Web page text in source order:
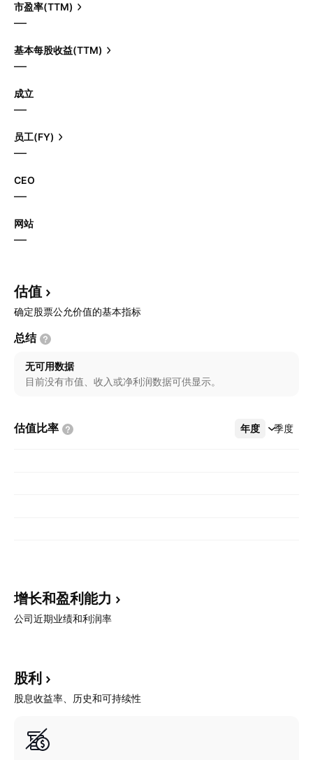
市盈率(TTM)
—
基本每股收益(TTM)
—
成立
—
员工(FY)
—
CEO
—
网站
—
估值
确定股票公允价值的基本指标
总结
无可用数据
目前没有市值、收入或净利润数据可供显示。
估值比率 年度 季度
更多
增长和盈利能力
公司近期业绩和利润率
股利
股息收益率、历史和可持续性